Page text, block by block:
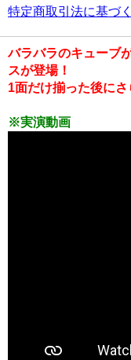
特定商取引法に基づ
バラバラのキューブ
スが登場！
1面だけ揃った後に
※実演動画